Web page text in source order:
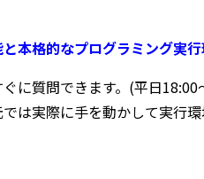
本格的なプログラミング実行
に質問できます。(平日18:00
は実際に手を動かして実行